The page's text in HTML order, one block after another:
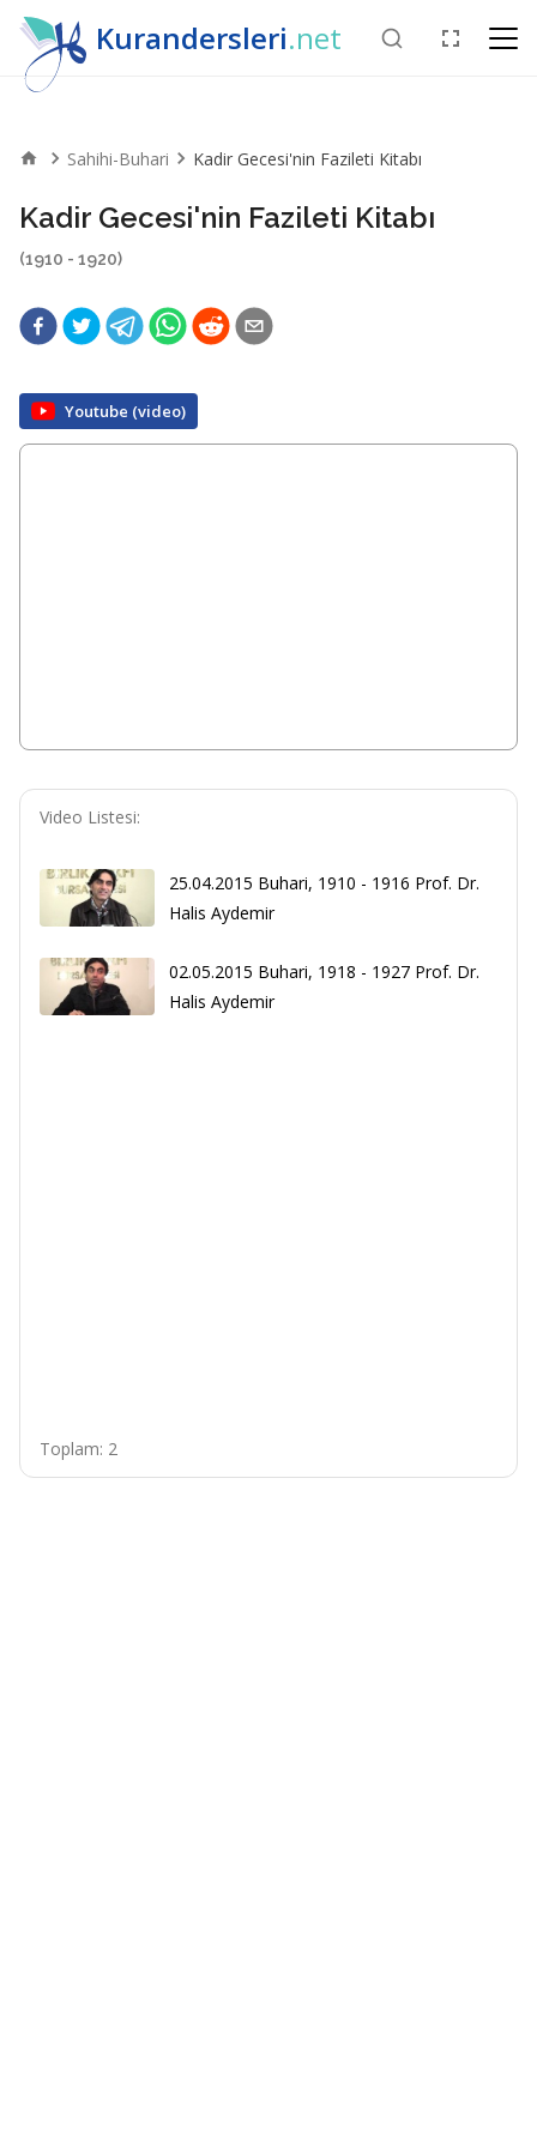
Kurandersleri.net
Sahihi-Buhari Kadir Gecesi'nin Fazileti Kitabı
Kadir Gecesi'nin Fazileti Kitabı
(1910 - 1920)
Youtube (video)
Video Listesi:
25.04.2015 Buhari, 1910 - 1916 Prof. Dr.
Halis Aydemir
02.05.2015 Buhari, 1918 - 1927 Prof. Dr.
Halis Aydemir
Toplam: 2